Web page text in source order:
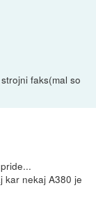
faks(mal so
kar nekaj A380 je